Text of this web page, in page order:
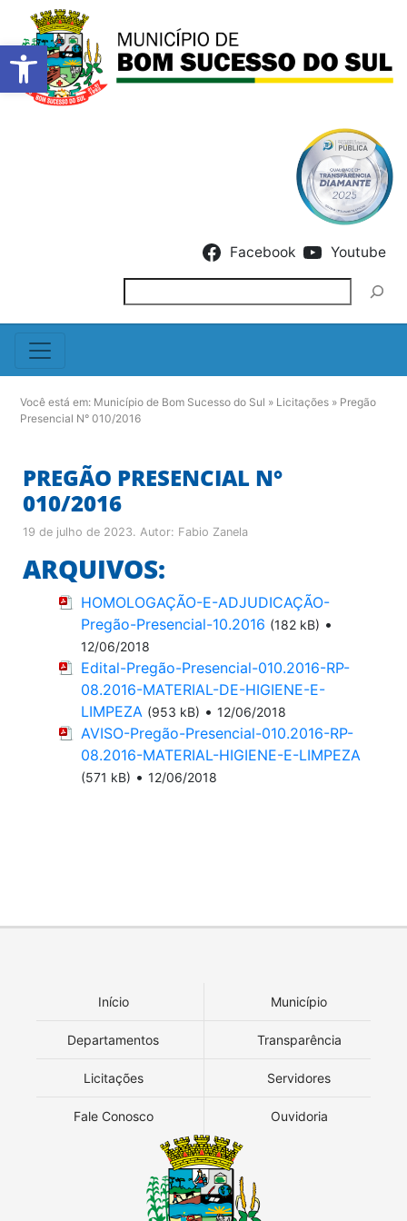
Barra de Ferramentas
Facebook Youtube
Você está em: Município de Bom Sucesso do Sul » Licitações » Pregão
Presencial N° 010/2016
PREGÃO PRESENCIAL N°
010/2016
19 de julho de 2023. Autor: Fabio Zanela
ARQUIVOS:
HOMOLOGAÇÃO-E-ADJUDICAÇÃO-
Pregão-Presencial-10.2016 (182 kB) •
12/06/2018
Edital-Pregão-Presencial-010.2016-RP-
08.2016-MATERIAL-DE-HIGIENE-E-
LIMPEZA (953 kB) • 12/06/2018
AVISO-Pregão-Presencial-010.2016-RP-
08.2016-MATERIAL-HIGIENE-E-LIMPEZA
(571 kB) • 12/06/2018
Início Município
Departamentos Transparência
Licitações Servidores
Fale Conosco Ouvidoria